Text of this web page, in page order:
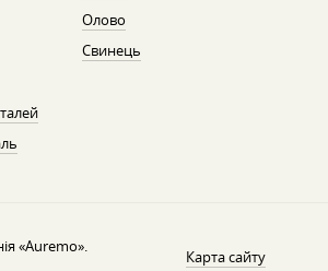
Олово
Свинець
«Auremo».
Карта сайту